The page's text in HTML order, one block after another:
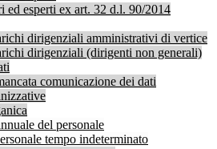
ed esperti ex art. 32 d.l. 90/2014
dirigenziali amministrativi di vertice
dirigenziali (dirigenti non generali)
comunicazione dei dati
del personale
tempo indeterminato